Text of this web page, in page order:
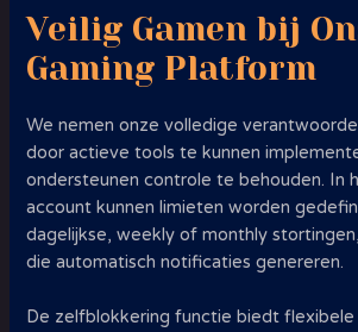
Veilig Gamen bij
Gaming Platform
We nemen onze volledige
door actieve tools te kunnen
ondersteunen controle te behouden. In
account kunnen limieten worden
dagelijkse, weekly of monthly
die automatisch notificaties genereren.
De zelfblokkering functie biedt flexibele